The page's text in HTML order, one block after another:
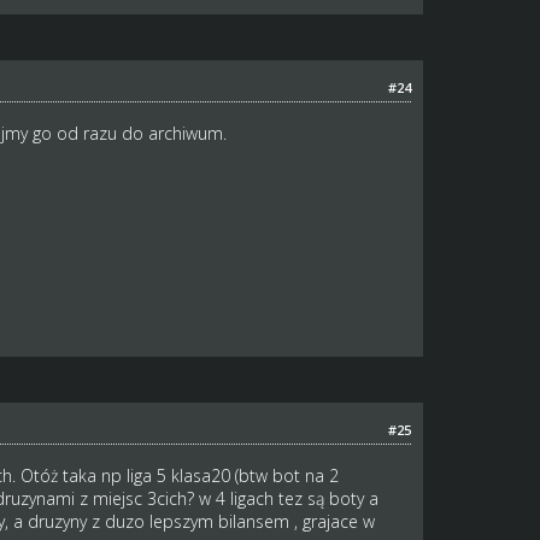
#24
go od razu do archiwum.
#25
Otóż taka np liga 5 klasa20 (btw bot na 2
z miejsc 3cich? w 4 ligach tez są boty a
druzyny z duzo lepszym bilansem , grajace w